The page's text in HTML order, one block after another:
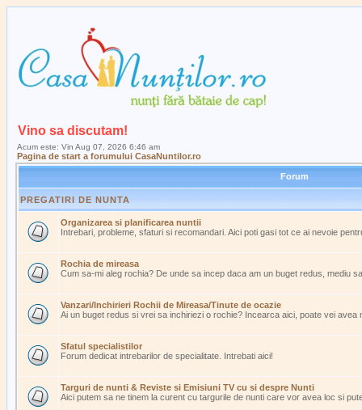
Vino sa discutam!
Acum este: Vin Aug 07, 2026 6:46 am
Pagina de start a forumului CasaNuntilor.ro
Forum
PREGATIRI DE NUNTA
Organizarea si planificarea nuntii
Intrebari, probleme, sfaturi si recomandari. Aici poti gasi tot ce ai nevoie
Rochia de mireasa
Cum sa-mi aleg rochia? De unde sa incep daca am un buget redus, mediu
Vanzari/Inchirieri Rochii de Mireasa/Tinute de ocazie
Ai un buget redus si vrei sa inchiriezi o rochie? Incearca aici, poate vei avea
Sfatul specialistilor
Forum dedicat intrebarilor de specialitate. Intrebati aici!
Targuri de nunti & Reviste si Emisiuni TV cu si despre Nunti
Aici putem sa ne tinem la curent cu targurile de nunti care vor avea loc si